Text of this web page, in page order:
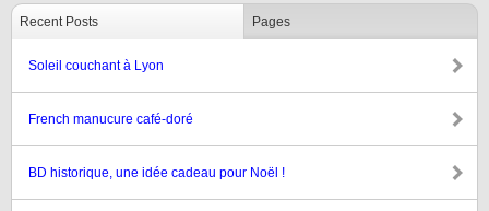
Recent Posts Pages
Soleil couchant à Lyon
French manucure café-doré
BD historique, une idée cadeau pour Noël !